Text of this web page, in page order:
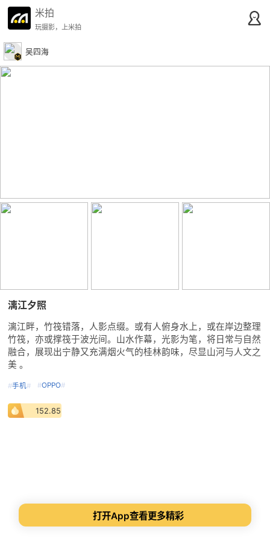
米拍
玩摄影，上米拍
吴四海
漓江夕照
漓江畔，竹筏错落，人影点缀。或有人俯身水上，或在岸边整理
竹筏，亦或撑筏于波光间。山水作幕，光影为笔，将日常与自然
融合，展现出宁静又充满烟火气的桂林韵味，尽显山河与人文之
美 。
#手机# #OPPO#
152.85
打开App查看更多精彩